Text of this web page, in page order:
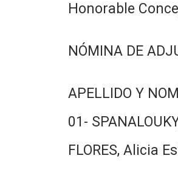
Honorable
NÓMINA DE
APELLIDO Y
01-
FLORES, Alicia